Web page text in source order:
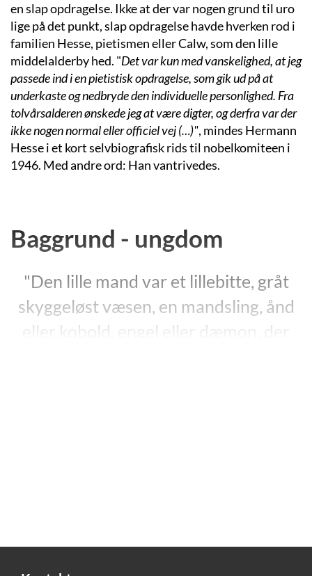
en slap opdragelse. Ikke at der var nogen grund til uro
lige på det punkt, slap opdragelse havde hverken rod i
familien Hesse, pietismen eller Calw, som den lille
middelalderby hed. "Det var kun med vanskelighed, at jeg
passede ind i en pietistisk opdragelse, som gik ud på at
underkaste og nedbryde den individuelle personlighed. Fra
tolvårsalderen ønskede jeg at være digter, og derfra var der
ikke nogen normal eller officiel vej (…)", mindes Hermann
Hesse i et kort selvbiografisk rids til nobelkomiteen i
1946. Med andre ord: Han vantrivedes.
Baggrund - ungdom
"Den lille mand var et lillebitte, gråt
skyggeløst væsen, en mandsling, ånd
eller kobold, engel eller dæmon, der